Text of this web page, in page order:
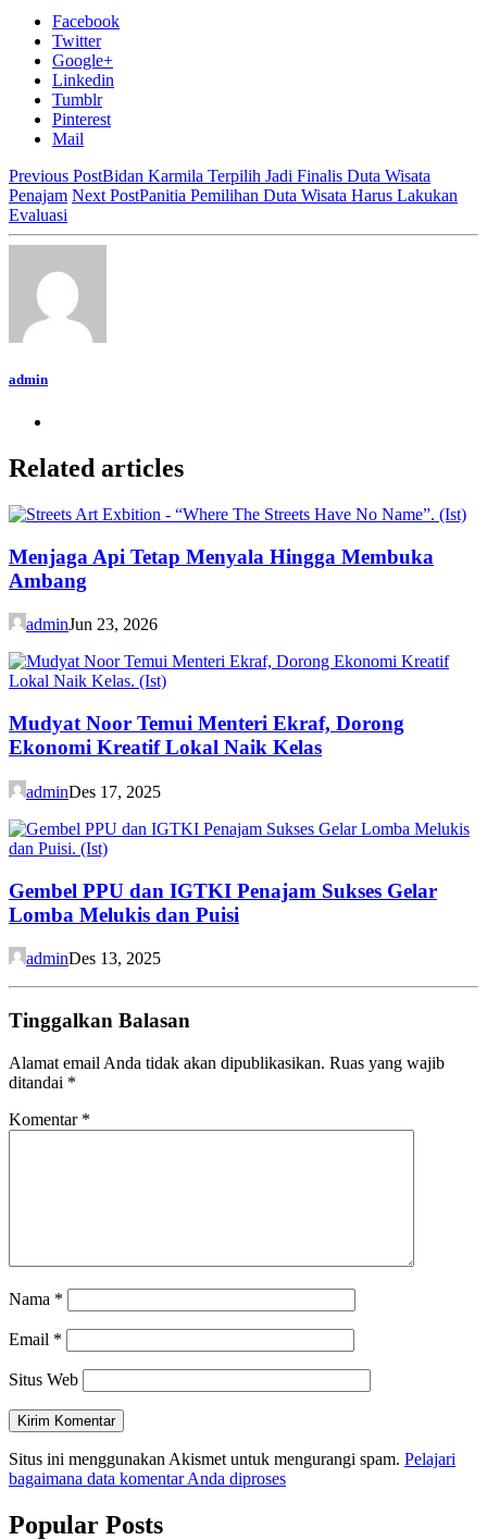
Facebook
Twitter
Google+
Linkedin
Tumblr
Pinterest
Mail
Previous PostBidan Karmila Terpilih Jadi Finalis Duta Wisata
Penajam Next PostPanitia Pemilihan Duta Wisata Harus Lakukan
Evaluasi
admin
Related articles
Menjaga Api Tetap Menyala Hingga Membuka
Ambang
adminJun 23, 2026
Mudyat Noor Temui Menteri Ekraf, Dorong
Ekonomi Kreatif Lokal Naik Kelas
adminDes 17, 2025
Gembel PPU dan IGTKI Penajam Sukses Gelar
Lomba Melukis dan Puisi
adminDes 13, 2025
Tinggalkan Balasan
Alamat email Anda tidak akan dipublikasikan. Ruas yang wajib
ditandai *
Komentar *
Nama *
Email *
Situs Web
Situs ini menggunakan Akismet untuk mengurangi spam. Pelajari
bagaimana data komentar Anda diproses
Popular Posts